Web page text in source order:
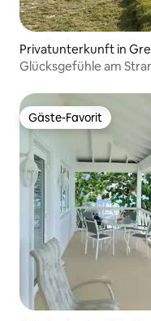
Privatunterkunft in
Glücksgefühle am
Gäste-Favorit
Gäste-Favorit